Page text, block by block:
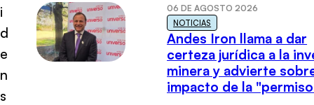
i
d
e
n
s
06 DE AGOSTO 2026
NOTICIAS
Andes Iron llama a dar
certeza jurídica a la
minera y advierte
impacto de la